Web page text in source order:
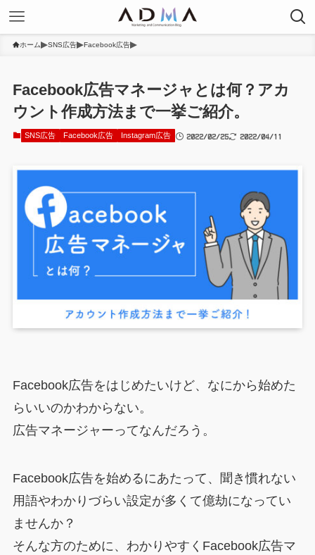
ホーム SNS広告 Facebook広告
Facebook広告マネージャとは何？アカ
ウント作成方法まで一挙ご紹介。
SNS広告 Facebook広告 Instagram広告 2022/02/25 2022/04/11
Facebook広告をはじめたいけど、なにから始めた
らいいのかわからない。
広告マネージャーってなんだろう。
Facebook広告を始めるにあたって、聞き慣れない
用語やわかりづらい設定が多くて億劫になってい
ませんか？
そんな方のために、わかりやすくFacebook広告マ